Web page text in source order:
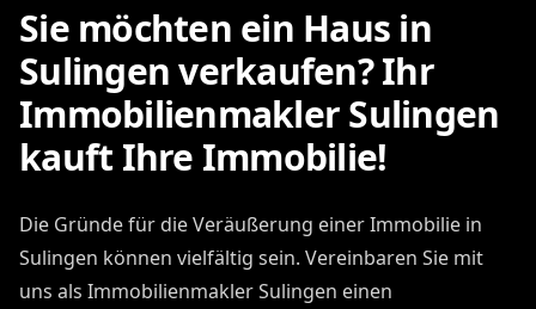
Sie möchten ein Haus in
Sulingen verkaufen? Ihr
Immobilienmakler Sulingen
kauft Ihre Immobilie!
Die Gründe für die Veräußerung einer Immobilie in
Sulingen können vielfältig sein. Vereinbaren Sie mit
uns als Immobilienmakler Sulingen einen